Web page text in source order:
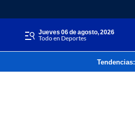
jueves 06 de agosto, 2026
Todo en Deportes
Tendencias: